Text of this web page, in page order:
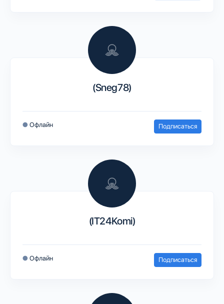
(Sneg78)
● Офлайн Подписаться
(IT24Komi)
● Офлайн Подписаться